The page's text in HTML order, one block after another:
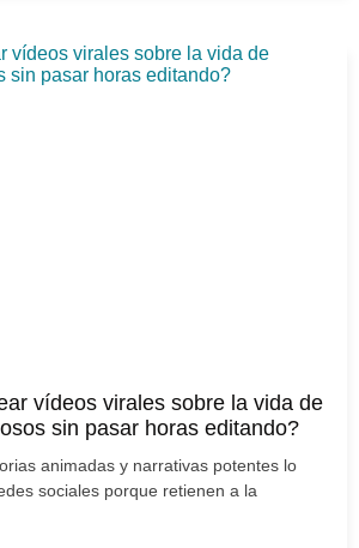
vídeos virales sobre la vida de
sin pasar horas editando?
animadas y narrativas potentes lo
sociales porque retienen a la